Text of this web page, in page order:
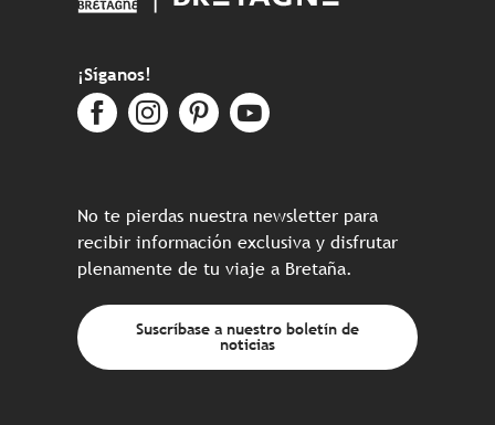
¡Síganos!
No te pierdas nuestra newsletter para
recibir información exclusiva y disfrutar
plenamente de tu viaje a Bretaña.
Suscríbase a nuestro boletín de
noticias